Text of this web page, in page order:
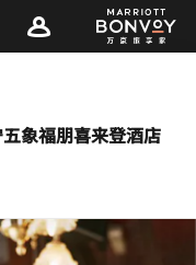
象福朋喜来登酒店